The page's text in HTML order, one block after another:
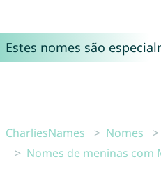
Estes nomes são
CharliesNames Nomes
Nomes de meninas com